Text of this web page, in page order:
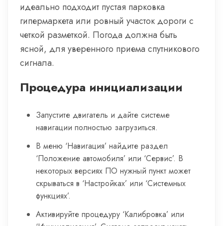
идеально подходит пустая парковка
гипермаркета или ровный участок дороги с
четкой разметкой. Погода должна быть
ясной, для уверенного приема спутникового
сигнала.
Процедура инициализации
Запустите двигатель и дайте системе
навигации полностью загрузиться.
В меню ‘Навигация’ найдите раздел
‘Положение автомобиля’ или ‘Сервис’. В
некоторых версиях ПО нужный пункт может
скрываться в ‘Настройках’ или ‘Системных
функциях’.
Активируйте процедуру ‘Калибровка’ или